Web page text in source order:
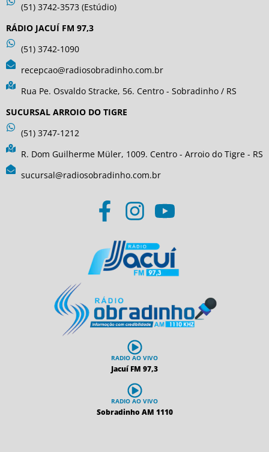
(51) 3742-3573 (Estúdio)
RÁDIO JACUÍ FM 97,3
(51) 3742-1090
recepcao@radiosobradinho.com.br
Rua Pe. Osvaldo Stracke, 56. Centro - Sobradinho / RS
SUCURSAL ARROIO DO TIGRE
(51) 3747-1212
R. Dom Guilherme Müler, 1009. Centro - Arroio do Tigre - RS
sucursal@radiosobradinho.com.br
RADIO AO VIVO
Jacuí FM 97,3
RADIO AO VIVO
Sobradinho AM 1110